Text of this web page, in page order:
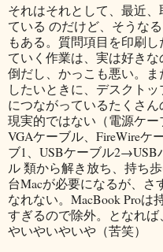
それはそれとして、最近
ている のだけど、そうな
もある。質問項目を印刷
ていく作業は、実は好き
倒だし、かっこも悪い。
したいときに、デスクト
につながっているたくさ
現実的ではない（電源ケ
VGAケーブル、FireWireケ
ブ1、USBケーブル2→USB
ル 類から解き放ち、持ち
台Macが必要になるが、さ
なれない。MacBook Proは
すぎるので除外。となれば
やいやいやいや（苦笑）